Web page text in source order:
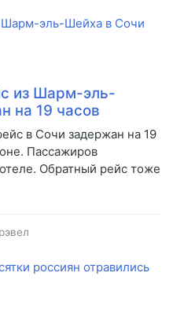
из Шарм-эль-
на 19 часов
в Сочи задержан на 19
Пассажиров
Обратный рейс тоже